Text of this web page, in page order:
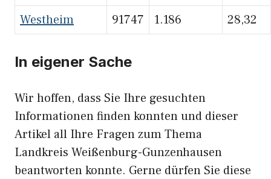
Westheim 91747 1.186 28,32
In eigener Sache
Wir hoffen, dass Sie Ihre gesuchten
Informationen finden konnten und dieser
Artikel all Ihre Fragen zum Thema
Landkreis Weißenburg-Gunzenhausen
beantworten konnte. Gerne dürfen Sie diese